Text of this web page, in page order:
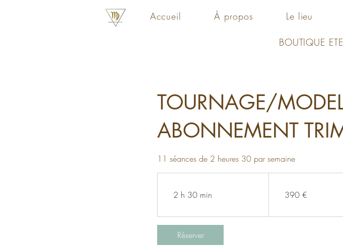
Accueil À propos Le lieu
BOUTIQUE
TOURNAGE/
ABONNEMENT
11 séances de 2 heures 30 par semaine
2 h 30 min
3
m
390 €
Réserver